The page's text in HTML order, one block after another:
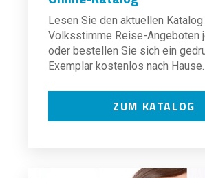
Lesen Sie den aktuellen
Volksstimme Reise-Angeboten
oder bestellen Sie sich ein
Exemplar kostenlos nach Hause.
ZUM KATALOG